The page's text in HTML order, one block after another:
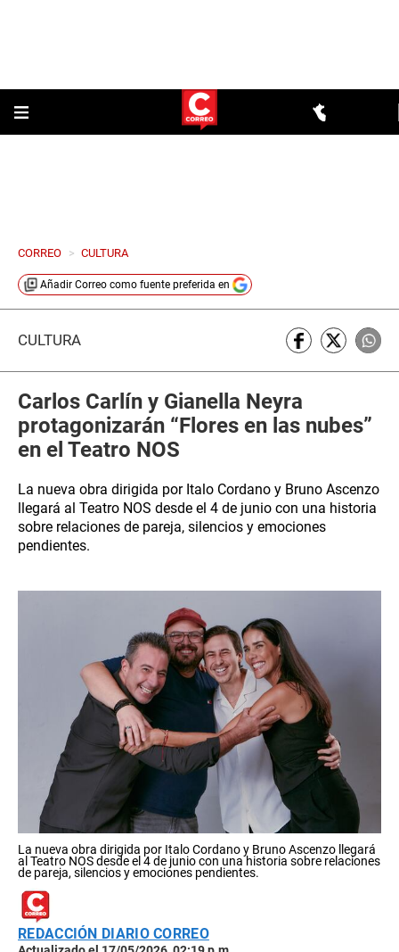
CORREO > CULTURA
Añadir Correo como fuente preferida en
CULTURA
Carlos Carlín y Gianella Neyra
protagonizarán “Flores en las nubes”
en el Teatro NOS
La nueva obra dirigida por Italo Cordano y Bruno Ascenzo
llegará al Teatro NOS desde el 4 de junio con una historia
sobre relaciones de pareja, silencios y emociones
pendientes.
La nueva obra dirigida por Italo Cordano y Bruno Ascenzo llegará
al Teatro NOS desde el 4 de junio con una historia sobre relaciones
de pareja, silencios y emociones pendientes.
REDACCIÓN DIARIO CORREO